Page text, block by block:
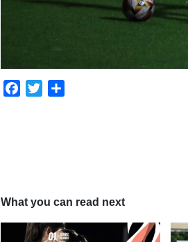
Facebook
Twitter
What you can read next